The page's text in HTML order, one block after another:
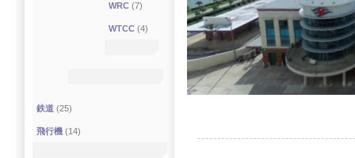
WRC (7)
WTCC (4)
鉄道 (25)
飛行機 (14)